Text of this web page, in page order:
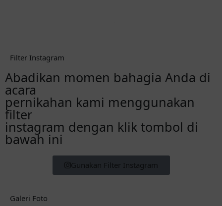
Filter Instagram
Abadikan momen bahagia Anda di
acara
pernikahan kami menggunakan
filter
instagram dengan klik tombol di
bawah ini
Gunakan Filter Instagram
Galeri Foto